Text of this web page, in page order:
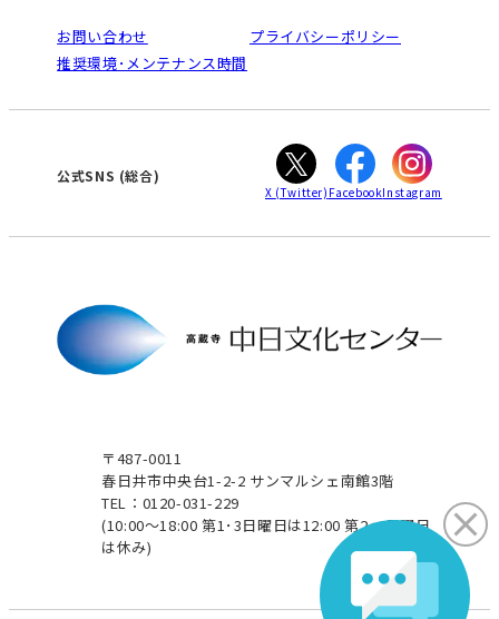
ご利用ガイド
オンライン講座受講の手順
WEBサイトのよくある質問
南大高
犬山
高蔵寺
大垣
津
お問い合わせ
プライバシーポリシー
推奨環境･メンテナンス時間
〒487-0011
春日井市中央台1-2-2 サンマルシェ南館3階
TEL：0120-031-229
(10:00～18:00 第1･3日曜日は12:00 第2･4日曜日
は休み)
公式SNS (総合)
X (Twitter) FacebookInstagram